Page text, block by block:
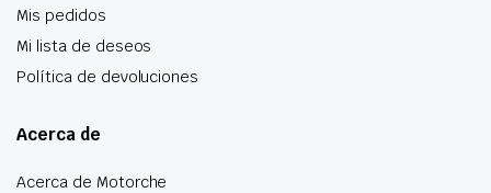
Mis pedidos
Mi lista de deseos
Política de devoluciones
Acerca de
Acerca de Motorche